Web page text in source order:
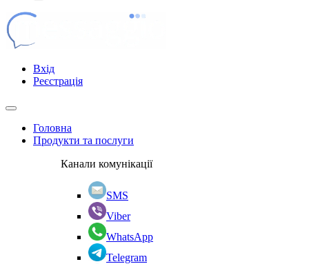
Вхід
Реєстрація
Головна
Продукти та послуги
Канали комунікації
SMS
Viber
WhatsApp
Telegram